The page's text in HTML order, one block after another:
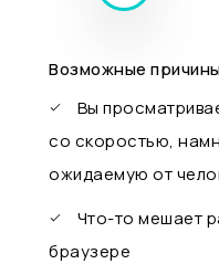
Возможные
Вы
со скоростью,
ожидаемую от
Что-то мешает
браузере